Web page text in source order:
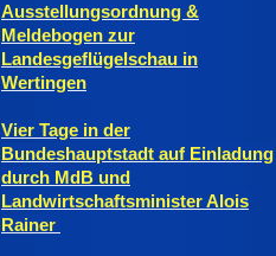
Ausstellungsordnung &
Meldebogen zur
Landesgeflügelschau in
Wertingen
Vier Tage in der
Bundeshauptstadt auf Einladung
durch MdB und
Landwirtschaftsminister Alois
Rainer